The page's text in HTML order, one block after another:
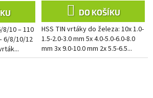
8/10 – 110
6/8/10/12
DO KOŠÍKU
HSS TIN vrtáky do železa: 10x 1.0-
1.5-2.0-3.0 mm 5x 4.0-5.0-6.0-8.0
mm 3x 9.0-10.0 mm 2x 5.5-6.5...